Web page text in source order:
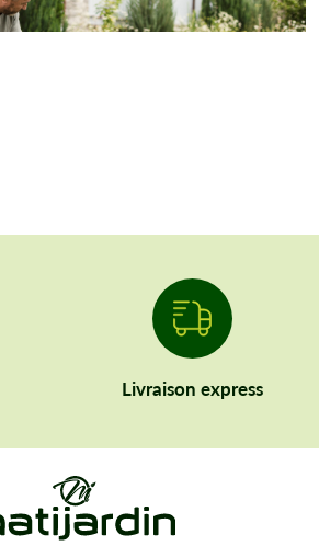
Livraison express